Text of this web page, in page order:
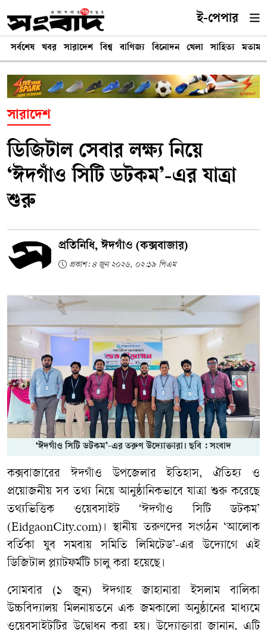
ই-পেপার
সর্বশেষ খবর সারাদেশ বিশ্ব বাণিজ্য বিনোদন খেলা সাহিত্য মতামত
সারাদেশ
ডিজিটাল সেবার লক্ষ্য নিয়ে
‘ঈদগাঁও সিটি ডটকম’-এর যাত্রা
শুরু
প্রতিনিধি, ঈদগাঁও (কক্সবাজার)
প্রকাশ: ৪ জুন ২০২৬, ০২:১৯ পিএম
‘ঈদগাঁও সিটি ডটকম’-এর তরুণ উদ্যোক্তারা। ছবি : সংবাদ
কক্সবাজারের ঈদগাঁও উপজেলার ইতিহাস, ঐতিহ্য ও
প্রয়োজনীয় সব তথ্য নিয়ে আনুষ্ঠানিকভাবে যাত্রা শুরু করেছে
তথ্যভিত্তিক ওয়েবসাইট ‘ঈদগাঁও সিটি ডটকম’
(EidgaonCity.com)। স্থানীয় তরুণদের সংগঠন ‘আলোক
বর্তিকা যুব সমবায় সমিতি লিমিটেড’-এর উদ্যোগে এই
ডিজিটাল প্ল্যাটফর্মটি চালু করা হয়েছে।
সোমবার (১ জুন) ঈদগাহ জাহানারা ইসলাম বালিকা
উচ্চবিদ্যালয় মিলনায়তনে এক জমকালো অনুষ্ঠানের মাধ্যমে
ওয়েবসাইটটির উদ্বোধন করা হয়। উদ্যোক্তারা জানান, এটি